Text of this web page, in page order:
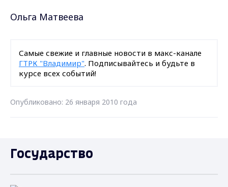
Ольга Матвеева
Самые свежие и главные новости в макс-канале
ГТРК "Владимир". Подписывайтесь и будьте в
курсе всех событий!
Опубликовано: 26 января 2010 года
Государство